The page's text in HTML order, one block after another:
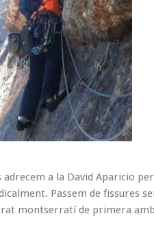
a la David Aparicio
Passem de fissures
montserratí de primera